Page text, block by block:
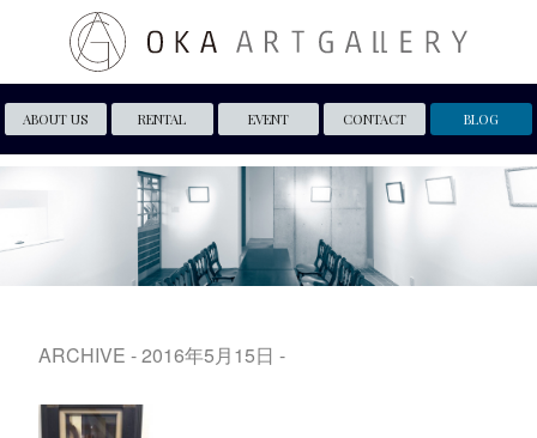
ABOUT US RENTAL EVENT CONTACT BLOG
ARCHIVE - 2016年5月15日 -